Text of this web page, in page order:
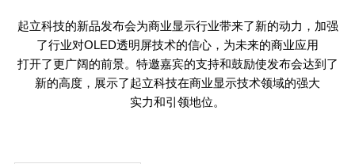
起立科技的新品发布会为商业显示行业带来了新的动力，加强
了行业对OLED透明屏技术的信心，为未来的商业应用
打开了更广阔的前景。特邀嘉宾的支持和鼓励使发布会达到了
新的高度，展示了起立科技在商业显示技术领域的强大
实力和引领地位。